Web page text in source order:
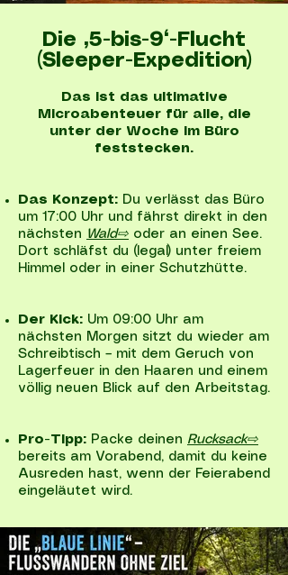
Die „5-bis-9“-Flucht
(Sleeper-Expedition)
Das ist das ultimative
Microabenteuer für alle, die
unter der Woche im Büro
feststecken.
Das Konzept: Du verlässt das Büro
um 17:00 Uhr und fährst direkt in den
nächsten Wald⇨ oder an einen See.
Dort schläfst du (legal) unter freiem
Himmel oder in einer Schutzhütte.
Der Kick: Um 09:00 Uhr am
nächsten Morgen sitzt du wieder am
Schreibtisch – mit dem Geruch von
Lagerfeuer in den Haaren und einem
völlig neuen Blick auf den Arbeitstag.
Pro-Tipp: Packe deinen Rucksack⇨
bereits am Vorabend, damit du keine
Ausreden hast, wenn der Feierabend
eingeläutet wird.